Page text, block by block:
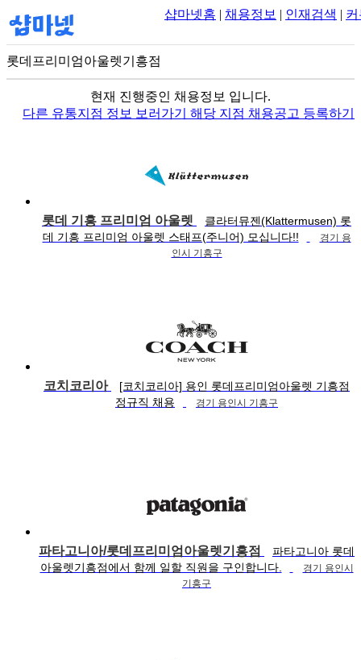
샵마넷홈 | 채용정보 | 인재검색 |
롯데프리미엄아울렛기흥점
100m
현재 진행중인 채용정보 입니다.
다른 유통지점 정보 보러가기 해당 지점 채용공고 등록하기
롯데 기흥 프리미엄 아울렛
클라터뮤젠(Klattermusen) 롯
데 기흥 프리미엄 아울렛 스태프(주니어) 모십니다!!
경기 용
인시 기흥구
코치코리아
[코치코리아] 용인 롯데프리미엄아울렛 기흥점
정규직 채용
경기 용인시 기흥구
파타고니아/롯데프리미엄아울렛기흥점
파타고니아 롯데
아울렛기흥점에서 함께 일할 직원을 구인합니다.
경기 용인시
기흥구